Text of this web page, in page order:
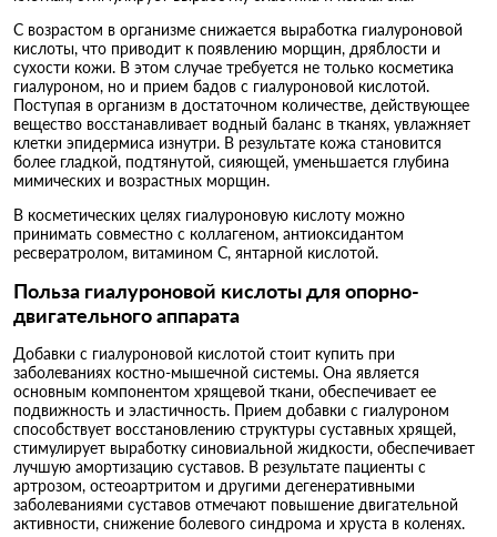
С возрастом в организме снижается выработка гиалуроновой
кислоты, что приводит к появлению морщин, дряблости и
сухости кожи. В этом случае требуется не только косметика
гиалуроном, но и прием бадов с гиалуроновой кислотой.
Поступая в организм в достаточном количестве, действующее
вещество восстанавливает водный баланс в тканях, увлажняет
клетки эпидермиса изнутри. В результате кожа становится
более гладкой, подтянутой, сияющей, уменьшается глубина
мимических и возрастных морщин.
В косметических целях гиалуроновую кислоту можно
принимать совместно с коллагеном, антиоксидантом
ресвератролом, витамином C, янтарной кислотой.
Польза гиалуроновой кислоты для опорно-
двигательного аппарата
Добавки с гиалуроновой кислотой стоит купить при
заболеваниях костно-мышечной системы. Она является
основным компонентом хрящевой ткани, обеспечивает ее
подвижность и эластичность. Прием добавки с гиалуроном
способствует восстановлению структуры суставных хрящей,
стимулирует выработку синовиальной жидкости, обеспечивает
лучшую амортизацию суставов. В результате пациенты с
артрозом, остеоартритом и другими дегенеративными
заболеваниями суставов отмечают повышение двигательной
активности, снижение болевого синдрома и хруста в коленях.